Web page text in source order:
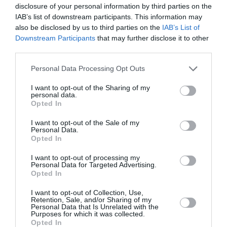
disclosure of your personal information by third parties on the
IAB’s list of downstream participants. This information may
also be disclosed by us to third parties on the IAB’s List of
Downstream Participants that may further disclose it to other
Please note that this website/app uses one or more Google
not limited to your visit or usage behaviour. You may click to
grant or deny consent to Google and its third-party tags to
use your data for below specified purposes in below Google
consent section.
Personal Data Processing Opt Outs
I want to opt-out of the Sharing of my
personal data.
Opted In
I want to opt-out of the Sale of my
Personal Data.
Opted In
I want to opt-out of processing my
Personal Data for Targeted Advertising.
Opted In
I want to opt-out of Collection, Use,
Retention, Sale, and/or Sharing of my
Personal Data that Is Unrelated with the
Purposes for which it was collected.
Opted In
ενεργειακή ανθεκτικότητα της χώρας, υπέβαλε στην
Ευρωπαϊκή Επιτροπή ο υ...
11:15 | 06 Αυγούστου 2026 Πολιτική
Μελίδης για πυρόπληκτους: Η